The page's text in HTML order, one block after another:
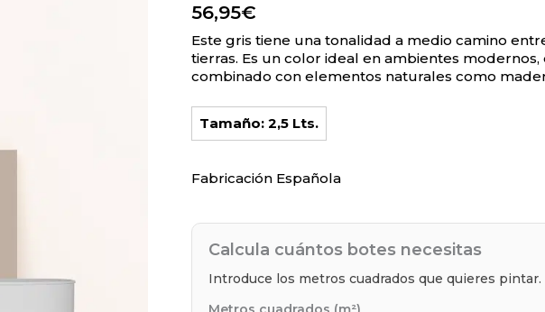
56,95€
Este gris tiene una tonalidad a medio camino
tierras. Es un color ideal en ambientes
combinado con elementos naturales como
Tamaño: 2,5 Lts.
Fabricación Española
Calcula cuántos botes necesitas
Introduce los metros cuadrados que quieres pintar.
Gris
Vintage
cantidad